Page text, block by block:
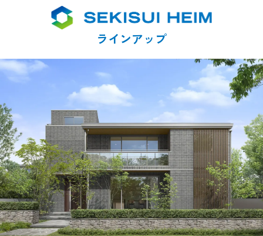
ラインアップ